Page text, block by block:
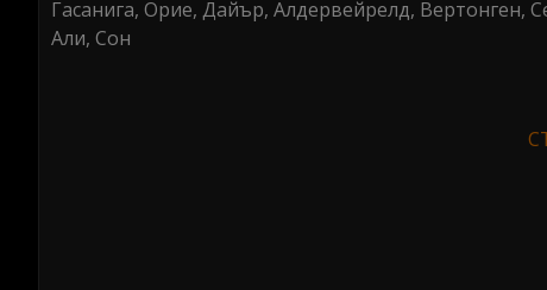
Гасанига, Орие, Дайър, Алдервейрелд, Вертонген,
Али, Сон